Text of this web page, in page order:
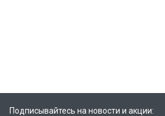
Подписывайтесь на новости и акции: